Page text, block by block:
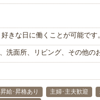
きな日に働くことが可能で
洗面所、リビング、その他の
昇給･昇格あり 主婦･主夫歓迎